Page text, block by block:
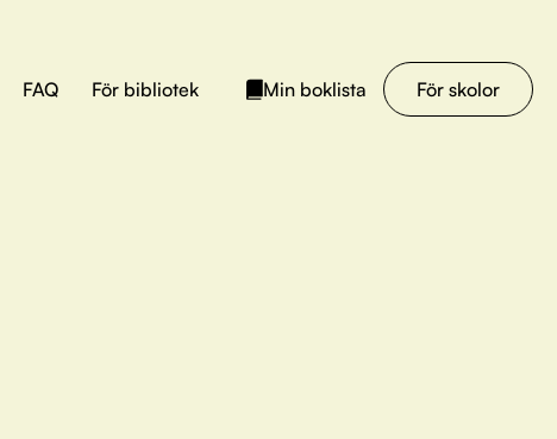
FAQ För bibliotek Min boklista För skolor